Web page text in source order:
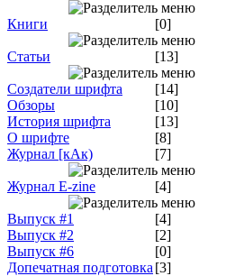
Книги [0]
Статьи [13]
Создатели шрифта
[14]
Обзоры
[10]
История шрифта
[13]
О шрифте
[8]
Журнал [кАк)
[7]
Журнал E-zine [4]
Выпуск #1
[4]
Выпуск #2
[2]
Выпуск #6
[0]
Допечатная подготовка [3]